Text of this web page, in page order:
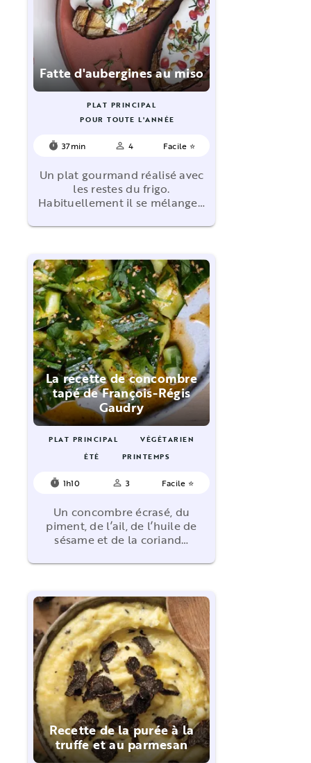
Fatte d'aubergines au miso
PLAT PRINCIPAL
POUR TOUTE L'ANNÉE
timer 37min person_outline 4 Facile ⭐
Un plat gourmand réalisé avec
les restes du frigo.
Habituellement il se mélange…
La recette de concombre
tapé de François-Régis
Gaudry
PLAT PRINCIPAL
VÉGÉTARIEN
ÉTÉ
PRINTEMPS
timer 1h10 person_outline 3 Facile ⭐
Un concombre écrasé, du
piment, de l’ail, de l’huile de
sésame et de la coriand…
Recette de la purée à la
truffe et au parmesan